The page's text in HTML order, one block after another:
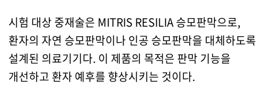
시험 대상 중재술은 MITRIS RESILIA 승모판막으로,
환자의 자연 승모판막이나 인공 승모판막을 대체하도록
설계된 의료기기다. 이 제품의 목적은 판막 기능을
개선하고 환자 예후를 향상시키는 것이다.